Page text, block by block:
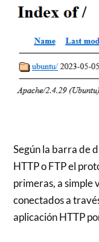
Según la barra de
HTTP o FTP el
primeras, a simple
conectados a
aplicación HTTP